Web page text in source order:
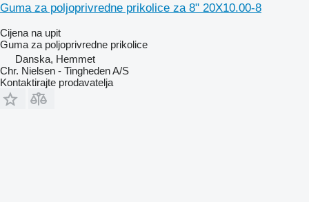
Guma za poljoprivredne prikolice za 8" 20X10.00-8
Cijena na upit
Guma za poljoprivredne prikolice
Danska, Hemmet
Chr. Nielsen - Tingheden A/S
Kontaktirajte prodavatelja